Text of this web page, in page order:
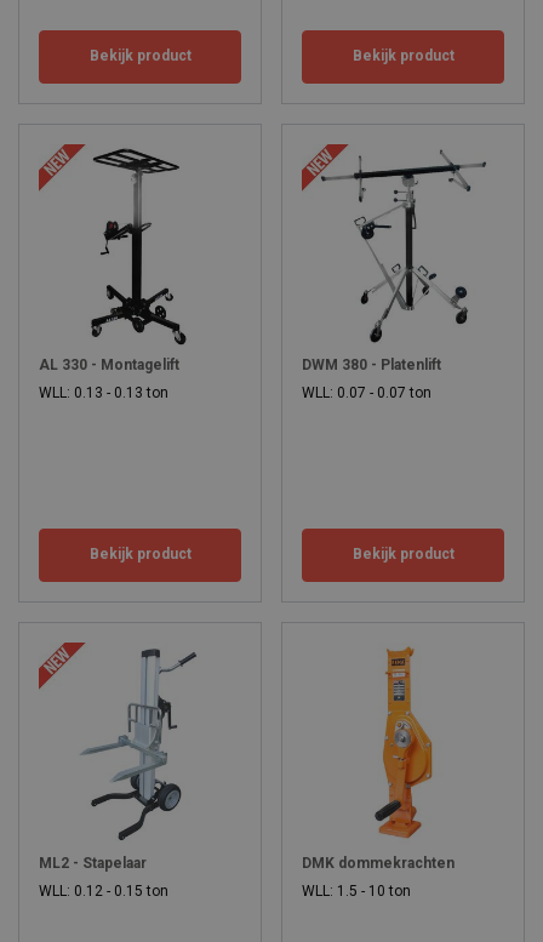
Bekijk product Bekijk product
AL 330 - Montagelift
WLL: 0.13 - 0.13 ton
Bekijk product
DWM 380 - Platenlift
WLL: 0.07 - 0.07 ton
Bekijk product
ML2 - Stapelaar
WLL: 0.12 - 0.15 ton
DMK dommekrachten
WLL: 1.5 - 10 ton